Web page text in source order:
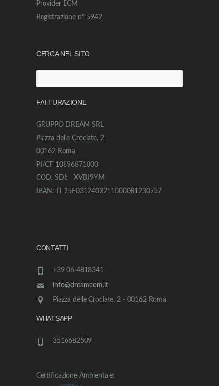
Provider ECM
Registrazione n° 5942
CERCA NEL SITO
per:
FATTURAZIONE
GRUPPO DREAM SRL
Piazza delle Crociate, 2
00162 Roma
PI/CF 10896871000
COD. SDI: XVBJ9YM
IBAN: IT 25F0312403211000081230757
CONTATTI
+39 06 4818341
info@dreamcom.it
Piazza delle Crociate, 2 - 00162 Roma
WHATSAPP
3516682509
Certificazione Ambientale: